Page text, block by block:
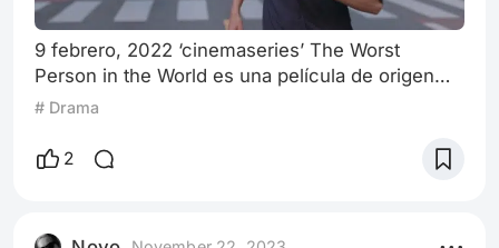
9 febrero, 2022 ‘cinemaseries’ The Worst
Person in the World es una película de origen
noruego, escrita y dirigida por Joachim Trier. Se
estrenada en el Festival de Cine de Cannes de
interpretación de Julie a lo largo del relato. La
# Drama
2